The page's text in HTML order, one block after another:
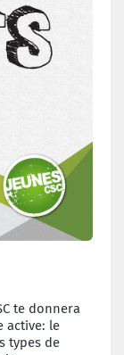
te donnera
active: le
types de